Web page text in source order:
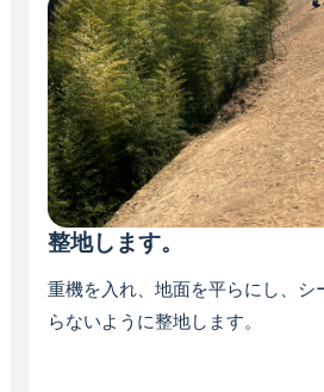
整地します。
重機を入れ、地面を平らにし、シ
らないように整地します。